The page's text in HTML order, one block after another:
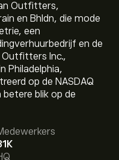
Outfitters,
en Bhldn, die mode
een
en de
Outfitters Inc.,
Philadelphia,
op de NASDAQ
betere blik op de
Outfitters Inc. is